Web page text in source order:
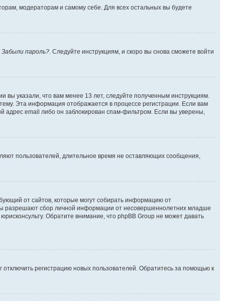
модераторам и самому себе. Для всех остальных вы будете
Забыли пароль? . Следуйте инструкциям, и скоро вы снова сможете войти
указали, что вам менее 13 лет, следуйте полученным инструкциям.
Эта информация отображается в процессе регистрации. Если вам
email либо он заблокирован спам-фильтром. Если вы уверены,
пользователей, длительное время не оставляющих сообщения,
от сайтов, которые могут собирать информацию от
разрешают сбор личной информации от несовершеннолетних младше
Обратите внимание, что phpBB Group не может давать
регистрацию новых пользователей. Обратитесь за помощью к